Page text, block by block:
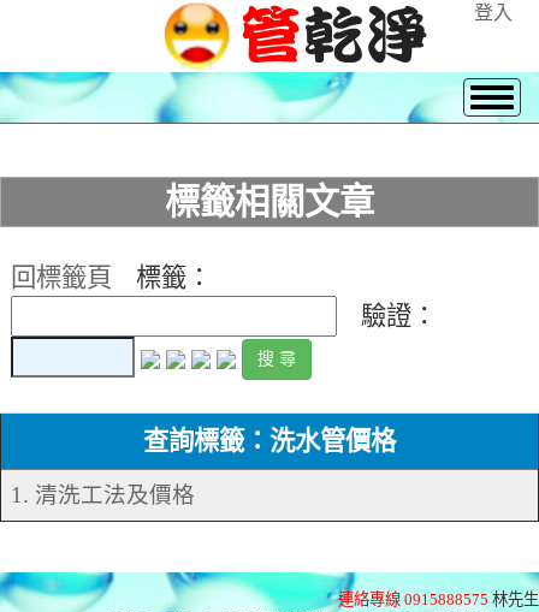
登入
標籤相關文章
回標籤頁
標籤：
驗證：
查詢標籤：洗水管價格
1. 清洗工法及價格
連絡專線 0915888575 林先生